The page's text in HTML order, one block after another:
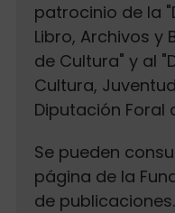
patrocinio de la
Libro, Archivos y
de Cultura" y al
Cultura,
Diputación Foral
Se pueden
página de la
de